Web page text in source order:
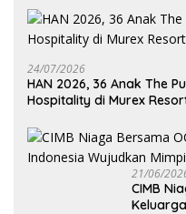
24/07/2026
HAN 2026, 36 Anak The
Hospitality di Murex
21/06/
CIMB